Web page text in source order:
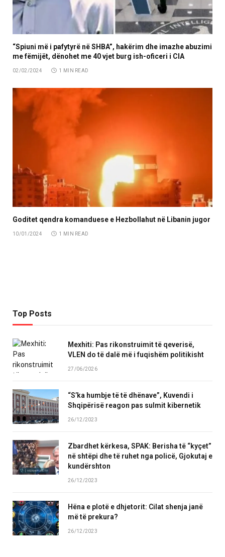
“Spiuni më i pafytyrë në SHBA”, hakërim dhe imazhe abuzimi
me fëmijët, dënohet me 40 vjet burg ish-oficeri i CIA
02/02/2024 1 MIN READ
Goditet qendra komanduese e Hezbollahut në Libanin jugor
10/01/2024 1 MIN READ
Top Posts
Mexhiti: Pas rikonstruimit të qeverisë,
VLEN do të dalë më i fuqishëm politikisht
27/06/2026
“S’ka humbje të të dhënave”, Kuvendi i
Shqipërisë reagon pas sulmit kibernetik
26/12/2023
Zbardhet kërkesa, SPAK: Berisha të “kyçet”
në shtëpi dhe të ruhet nga policë, Gjokutaj e
kundërshton
26/12/2023
Hëna e plotë e dhjetorit: Cilat shenja janë
më të prekura?
26/12/2023